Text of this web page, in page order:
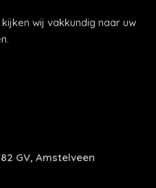
wij vakkundig naar uw
GV, Amstelveen